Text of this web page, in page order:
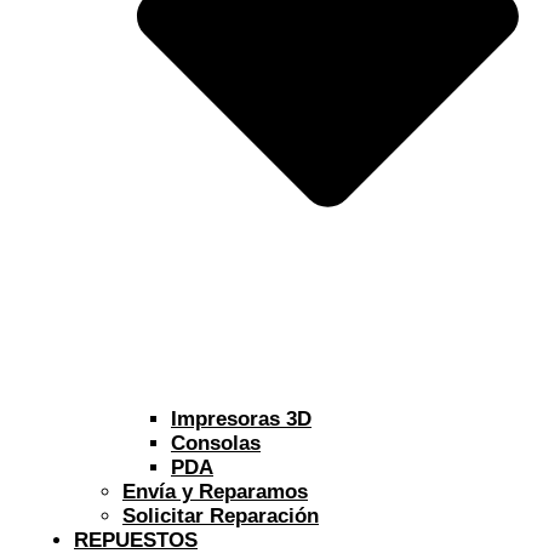
Impresoras 3D
Consolas
PDA
Envía y Reparamos
Solicitar Reparación
REPUESTOS